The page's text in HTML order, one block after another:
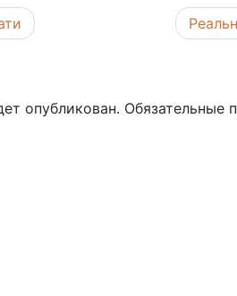
опубликован. Обязательные